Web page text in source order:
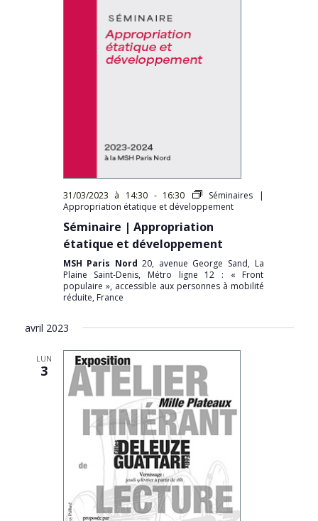
31/03/2023 à 14:30- 16:30
Séminaires |
Appropriation étatique et développement
Séminaire | Appropriation
étatique et développement
MSH Paris Nord20, avenue George Sand, La
Plaine Saint-Denis, Métro ligne 12 : « Front
populaire », accessible aux personnes à mobilité
réduite, France
avril 2023
LUN
3